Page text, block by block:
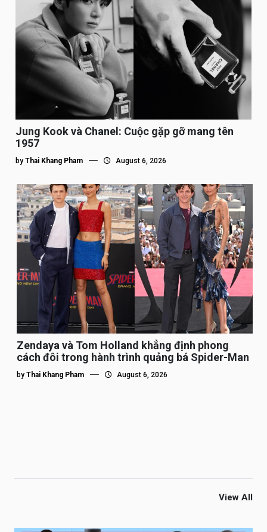
Jung Kook và Chanel: Cuộc gặp gỡ mang tên
1957
by Thai Khang Pham August 6, 2026
Zendaya và Tom Holland khẳng định phong
cách đôi trong hành trình quảng bá Spider-Man
by Thai Khang Pham August 6, 2026
View All